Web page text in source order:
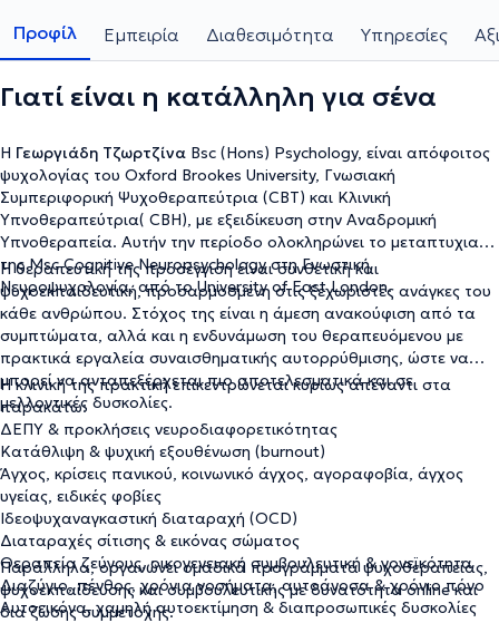
Προφίλ Εμπειρία Διαθεσιμότητα Υπηρεσίες
Γιατί είναι η κατάλληλη για σένα
Η Γεωργιάδη Τζωρτζίνα Βsc (Hons) Psychology, είναι απόφοιτος
ψυχολογίας του Oxford Brookes University, Γνωσιακή
Συμπεριφορική Ψυχοθεραπεύτρια (CBT) και Κλινική
Υπνοθεραπεύτρια( CBH), με εξειδίκευση στην Αναδρομική
Υπνοθεραπεία. Αυτήν την περίοδο ολοκληρώνει το μεταπτυχιακό
της Msc Cognitive Neuropsychology στη Γνωστική
Νευροψυχολογία, από το University of East London.
Η θεραπευτική της προσέγγιση είναι συνθετική και
ψυχοεκπαιδευτική, προσαρμοσμένη στις ξεχωριστές ανάγκες του
κάθε ανθρώπου. Στόχος της είναι η άμεση ανακούφιση από τα
συμπτώματα, αλλά και η ενδυνάμωση του θεραπευόμενου με
πρακτικά εργαλεία συναισθηματικής αυτορρύθμισης, ώστε να
μπορεί να ανταπεξέρχεται πιο αποτελεσματικά και σε
μελλοντικές δυσκολίες.
Η κλινική της πρακτική επικεντρώνεται κυρίως απέναντι στα
παρακάτω:
ΔΕΠΥ & προκλήσεις νευροδιαφορετικότητας
Κατάθλιψη & ψυχική εξουθένωση (burnout)
Άγχος, κρίσεις πανικού, κοινωνικό άγχος, αγοραφοβία, άγχος
υγείας, ειδικές φοβίες
Ιδεοψυχαναγκαστική διαταραχή (OCD)
Διαταραχές σίτισης & εικόνας σώματος
Θεραπεία ζεύγους, οικογενειακή συμβουλευτική & γονεϊκότητα
Διαζύγιο, πένθος, χρόνια νοσήματα, αυτοάνοσα & χρόνιο πόνο
Αυτοεικόνα, χαμηλή αυτοεκτίμηση & διαπροσωπικές δυσκολίες
Παράλληλα, οργανώνει ομαδικά προγράμματα ψυχοθεραπείας,
ψυχοεκπαίδευσης και συμβουλευτικής με δυνατότητα online και
δια ζώσης συμμετοχής.